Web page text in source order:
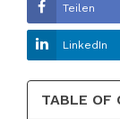
Teilen
LinkedIn
TABLE OF